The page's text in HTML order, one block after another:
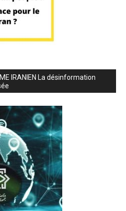
IRANIEN La désinformation